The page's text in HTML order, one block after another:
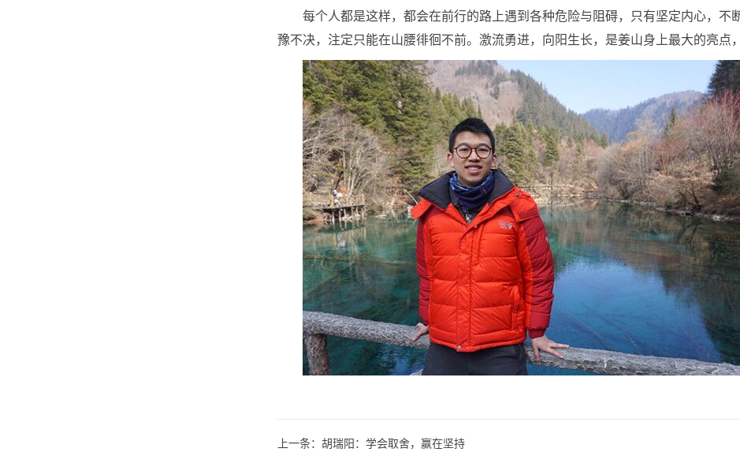
每个人都是这样，都会在前行的路上遇到各种危险与阻碍，只有坚定内心，不
豫不决，注定只能在山腰徘徊不前。激流勇进，向阳生长，是姜山身上最大的亮点
上一条： 胡瑞阳：学会取舍，赢在坚持